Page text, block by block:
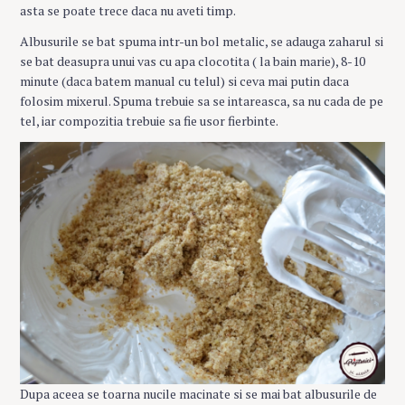
asta se poate trece daca nu aveti timp.
Albusurile se bat spuma intr-un bol metalic, se adauga zaharul si
se bat deasupra unui vas cu apa clocotita ( la bain marie), 8-10
minute (daca batem manual cu telul) si ceva mai putin daca
folosim mixerul. Spuma trebuie sa se intareasca, sa nu cada de pe
tel, iar compozitia trebuie sa fie usor fierbinte.
Dupa aceea se toarna nucile macinate si se mai bat albusurile de